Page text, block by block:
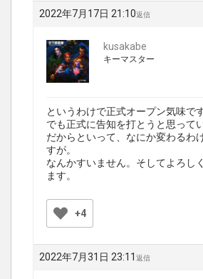
2022年7月17日 21:10返信
kusakabe
キーマスター
というわけで正式オープン気味で
でも正式に告知を打とうと思って
だからといって、なにか変わるわ
すが。
なんかすいません。そしてよろし
ます。
+4
2022年7月31日 23:11 返信